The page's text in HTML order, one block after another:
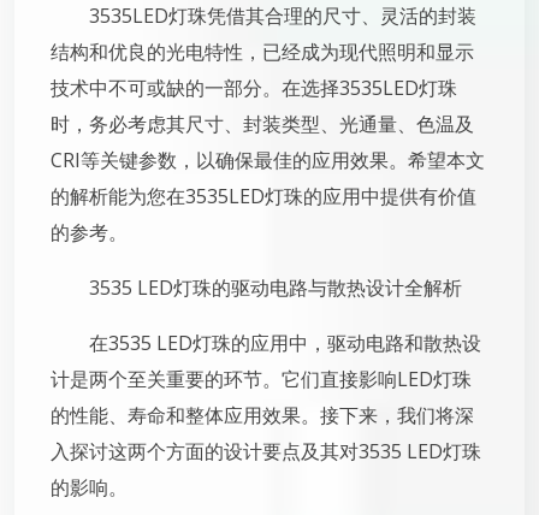
3535LED灯珠凭借其合理的尺寸、灵活的封装
结构和优良的光电特性，已经成为现代照明和显示
技术中不可或缺的一部分。在选择3535LED灯珠
时，务必考虑其尺寸、封装类型、光通量、色温及
CRI等关键参数，以确保最佳的应用效果。希望本文
的解析能为您在3535LED灯珠的应用中提供有价值
的参考。
3535 LED灯珠的驱动电路与散热设计全解析
在3535 LED灯珠的应用中，驱动电路和散热设
计是两个至关重要的环节。它们直接影响LED灯珠
的性能、寿命和整体应用效果。接下来，我们将深
入探讨这两个方面的设计要点及其对3535 LED灯珠
的影响。